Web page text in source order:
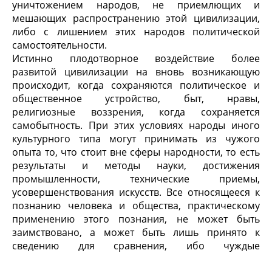
уничтожением народов, не приемлющих и
мешающих распространению этой цивилизации,
либо с лишением этих народов политической
самостоятельности.
Истинно плодотворное воздействие более
развитой цивилизации на вновь возникающую
происходит, когда сохраняются политическое и
общественное устройство, быт, нравы,
религиозные воззрения, когда сохраняется
самобытность. При этих условиях народы иного
культурного типа могут принимать из чужого
опыта то, что стоит вне сферы народности, то есть
результаты и методы науки, достижения
промышленности, технические приемы,
усовершенствования искусств. Все относящееся к
познанию человека и общества, практическому
применению этого познания, не может быть
заимствовано, а может быть лишь принято к
сведению для сравнения, ибо чуждые